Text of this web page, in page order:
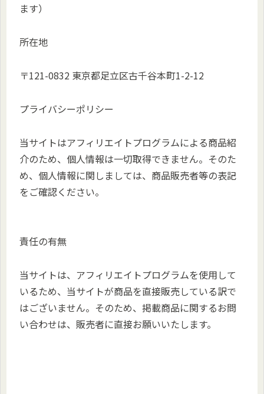
ます）
所在地
〒121-0832 東京都足立区古千谷本町1-2-12
プライバシーポリシー
当サイトはアフィリエイトプログラムによる商品紹
介のため、個人情報は一切取得できません。そのた
め、個人情報に関しましては、商品販売者等の表記
をご確認ください。
責任の有無
当サイトは、アフィリエイトプログラムを使用して
いるため、当サイトが商品を直接販売している訳で
はございません。そのため、掲載商品に関するお問
い合わせは、販売者に直接お願いいたします。